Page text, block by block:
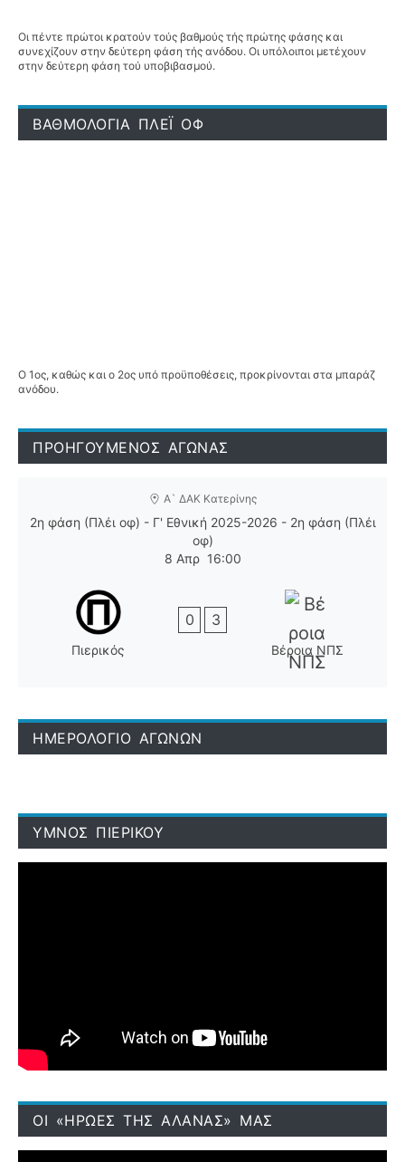
Οι πέντε πρώτοι κρατούν τούς βαθμούς τής πρώτης φάσης και
συνεχίζουν στην δεύτερη φάση τής ανόδου. Οι υπόλοιποι μετέχουν
στην δεύτερη φάση τού υποβιβασμού.
ΒΑΘΜΟΛΟΓΙΑ ΠΛΕΪ ΟΦ
Ο 1ος, καθώς και ο 2ος υπό προϋποθέσεις, προκρίνονται στα μπαράζ
ανόδου.
ΠΡΟΗΓΟΥΜΕΝΟΣ ΑΓΩΝΑΣ
Α` ΔΑΚ Κατερίνης
2η φάση (Πλέι οφ) - Γ' Εθνική 2025-2026 - 2η φάση (Πλέι
οφ)
8 Απρ 16:00
Πιερικός
0 3
Βέροια ΝΠΣ
ΗΜΕΡΟΛΟΓΙΟ ΑΓΩΝΩΝ
ΥΜΝΟΣ ΠΙΕΡΙΚΟΥ
ΟΙ «ΗΡΩΕΣ ΤΗΣ ΑΛΑΝΑΣ» ΜΑΣ